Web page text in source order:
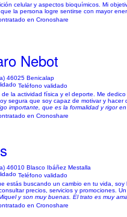
celular y aspectos bioquímicos. Mi
la persona logre sentirse con mayor
en Cronoshare
Nebot
46025 Benicalap
Teléfono validado
la actividad física y el deporte. Me
segura que soy capaz de motivar y
importante, que es la formalidad y rigor
en Cronoshare
46010 Blasco Ibáñez Mestalla
Teléfono validado
estás buscando un cambio en tu vida,
precios, servicios y promociones.
y son muy buenas. El trato es muy
en Cronoshare